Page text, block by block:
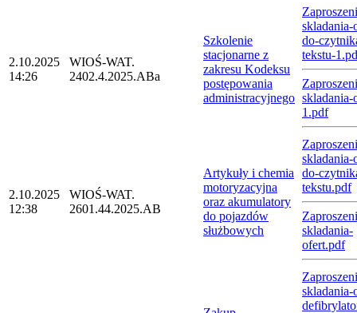
2.10.2025
14:26
WIOŚ-WAT.
2402.4.2025.ABa
Szkolenie
stacjonarne z
zakresu Kodeksu
postępowania
administracyjnego
skladania-
do-
tekstu-
skladania-
1.pdf
2.10.2025
12:38
WIOŚ-WAT.
2601.44.2025.AB
Artykuły i chemia
motoryzacyjna
oraz akumulatory
do pojazdów
służbowych
skladania-
do-
tekstu.pdf
skladania-
ofert.pdf
skladania-